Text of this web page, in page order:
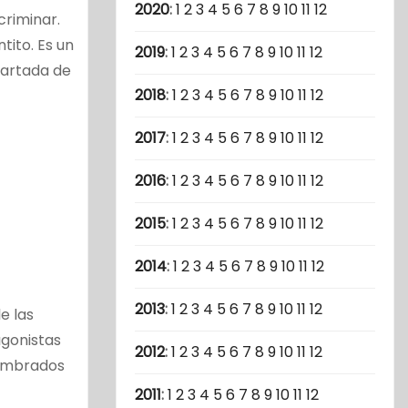
Es un
de
las
2020:1 23 4 56 7 8 91011 12
2019:1 23 4 56 7 8 91011 12
2018:1 23 4 56 7 8 91011 12
2017:1 23 4 56 7 8 91011 12
2016:1 23 4 56 7 8 91011 12
2015:1 23 4 56 7 8 91011 12
2014:1 23 4 56 7 8 91011 12
2013:1 23 4 56 7 8 91011 12
2012:1 23 4 56 7 8 91011 12
2011:1 23 4 56 7 8 91011 12